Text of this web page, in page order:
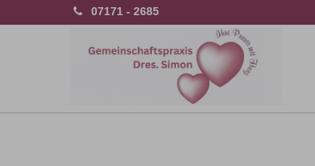
07171 - 2685